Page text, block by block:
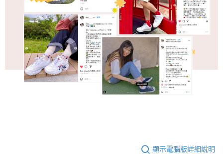
顯示電腦版詳細說明